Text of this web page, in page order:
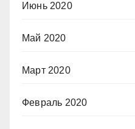
Июнь 2020
Май 2020
Март 2020
Февраль 2020